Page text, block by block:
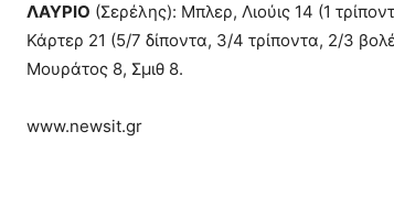
ΛΑΥΡΙΟ (Σερέλης): Μπλερ, Λιούις 14 (1
Κάρτερ 21 (5/7 δίποντα, 3/4 τρίποντα, 2/3
Μουράτος 8, Σμιθ 8.
www.newsit.gr